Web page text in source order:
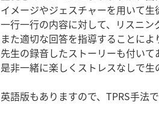
イメージやジェスチャーを用いて
一行一行の内容に対して、リスニン
また適切な回答を指導することによ
先生の録音したストーリーも付いて
是非一緒に楽しくストレスなしで生
英語版もありますので、TPRS手法